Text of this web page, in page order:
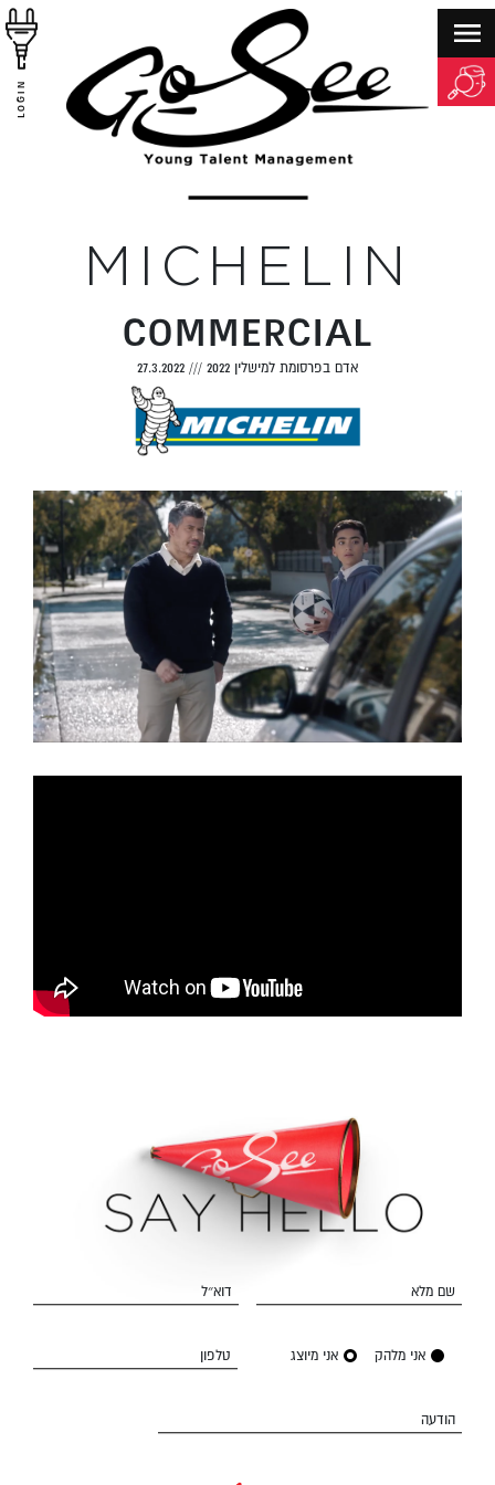
LOGIN
MICHELIN
COMMERCIAL
אדם בפרסומת למישלין 2022 ///
27.3.2022
שם מלא דוא״ל
אני מלהק אני מיוצג טלפון
הודעה